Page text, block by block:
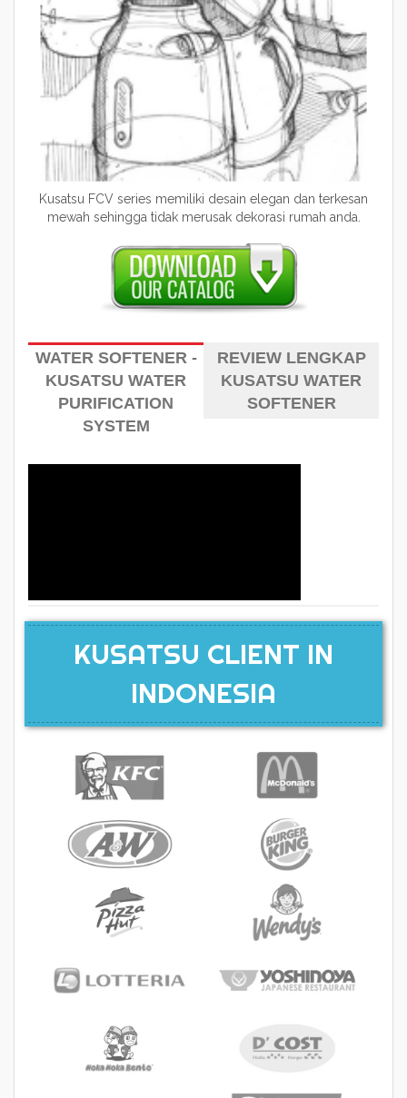
Kusatsu FCV series memiliki desain elegan dan terkesan
mewah sehingga tidak merusak dekorasi rumah anda.
WATER SOFTENER -
KUSATSU WATER
PURIFICATION
SYSTEM
REVIEW LENGKAP
KUSATSU WATER
SOFTENER
KUSATSU CLIENT IN
INDONESIA